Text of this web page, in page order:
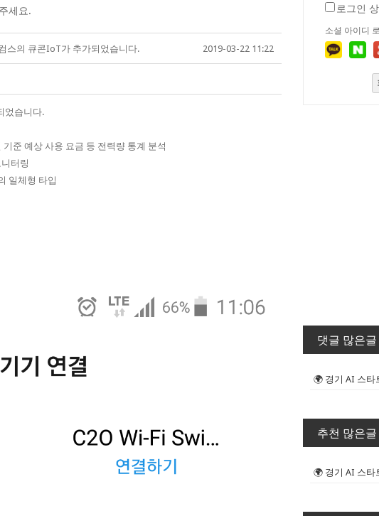
세요.
스의 큐콘IoT가 추가되었습니다. 2019-03-22 11:22
었습니다.
준 예상 사용 요금 등 전력량 통계 분석
터링
일체형 타입
로그인
소셜 아이디
댓글 많은글
추천 많은글